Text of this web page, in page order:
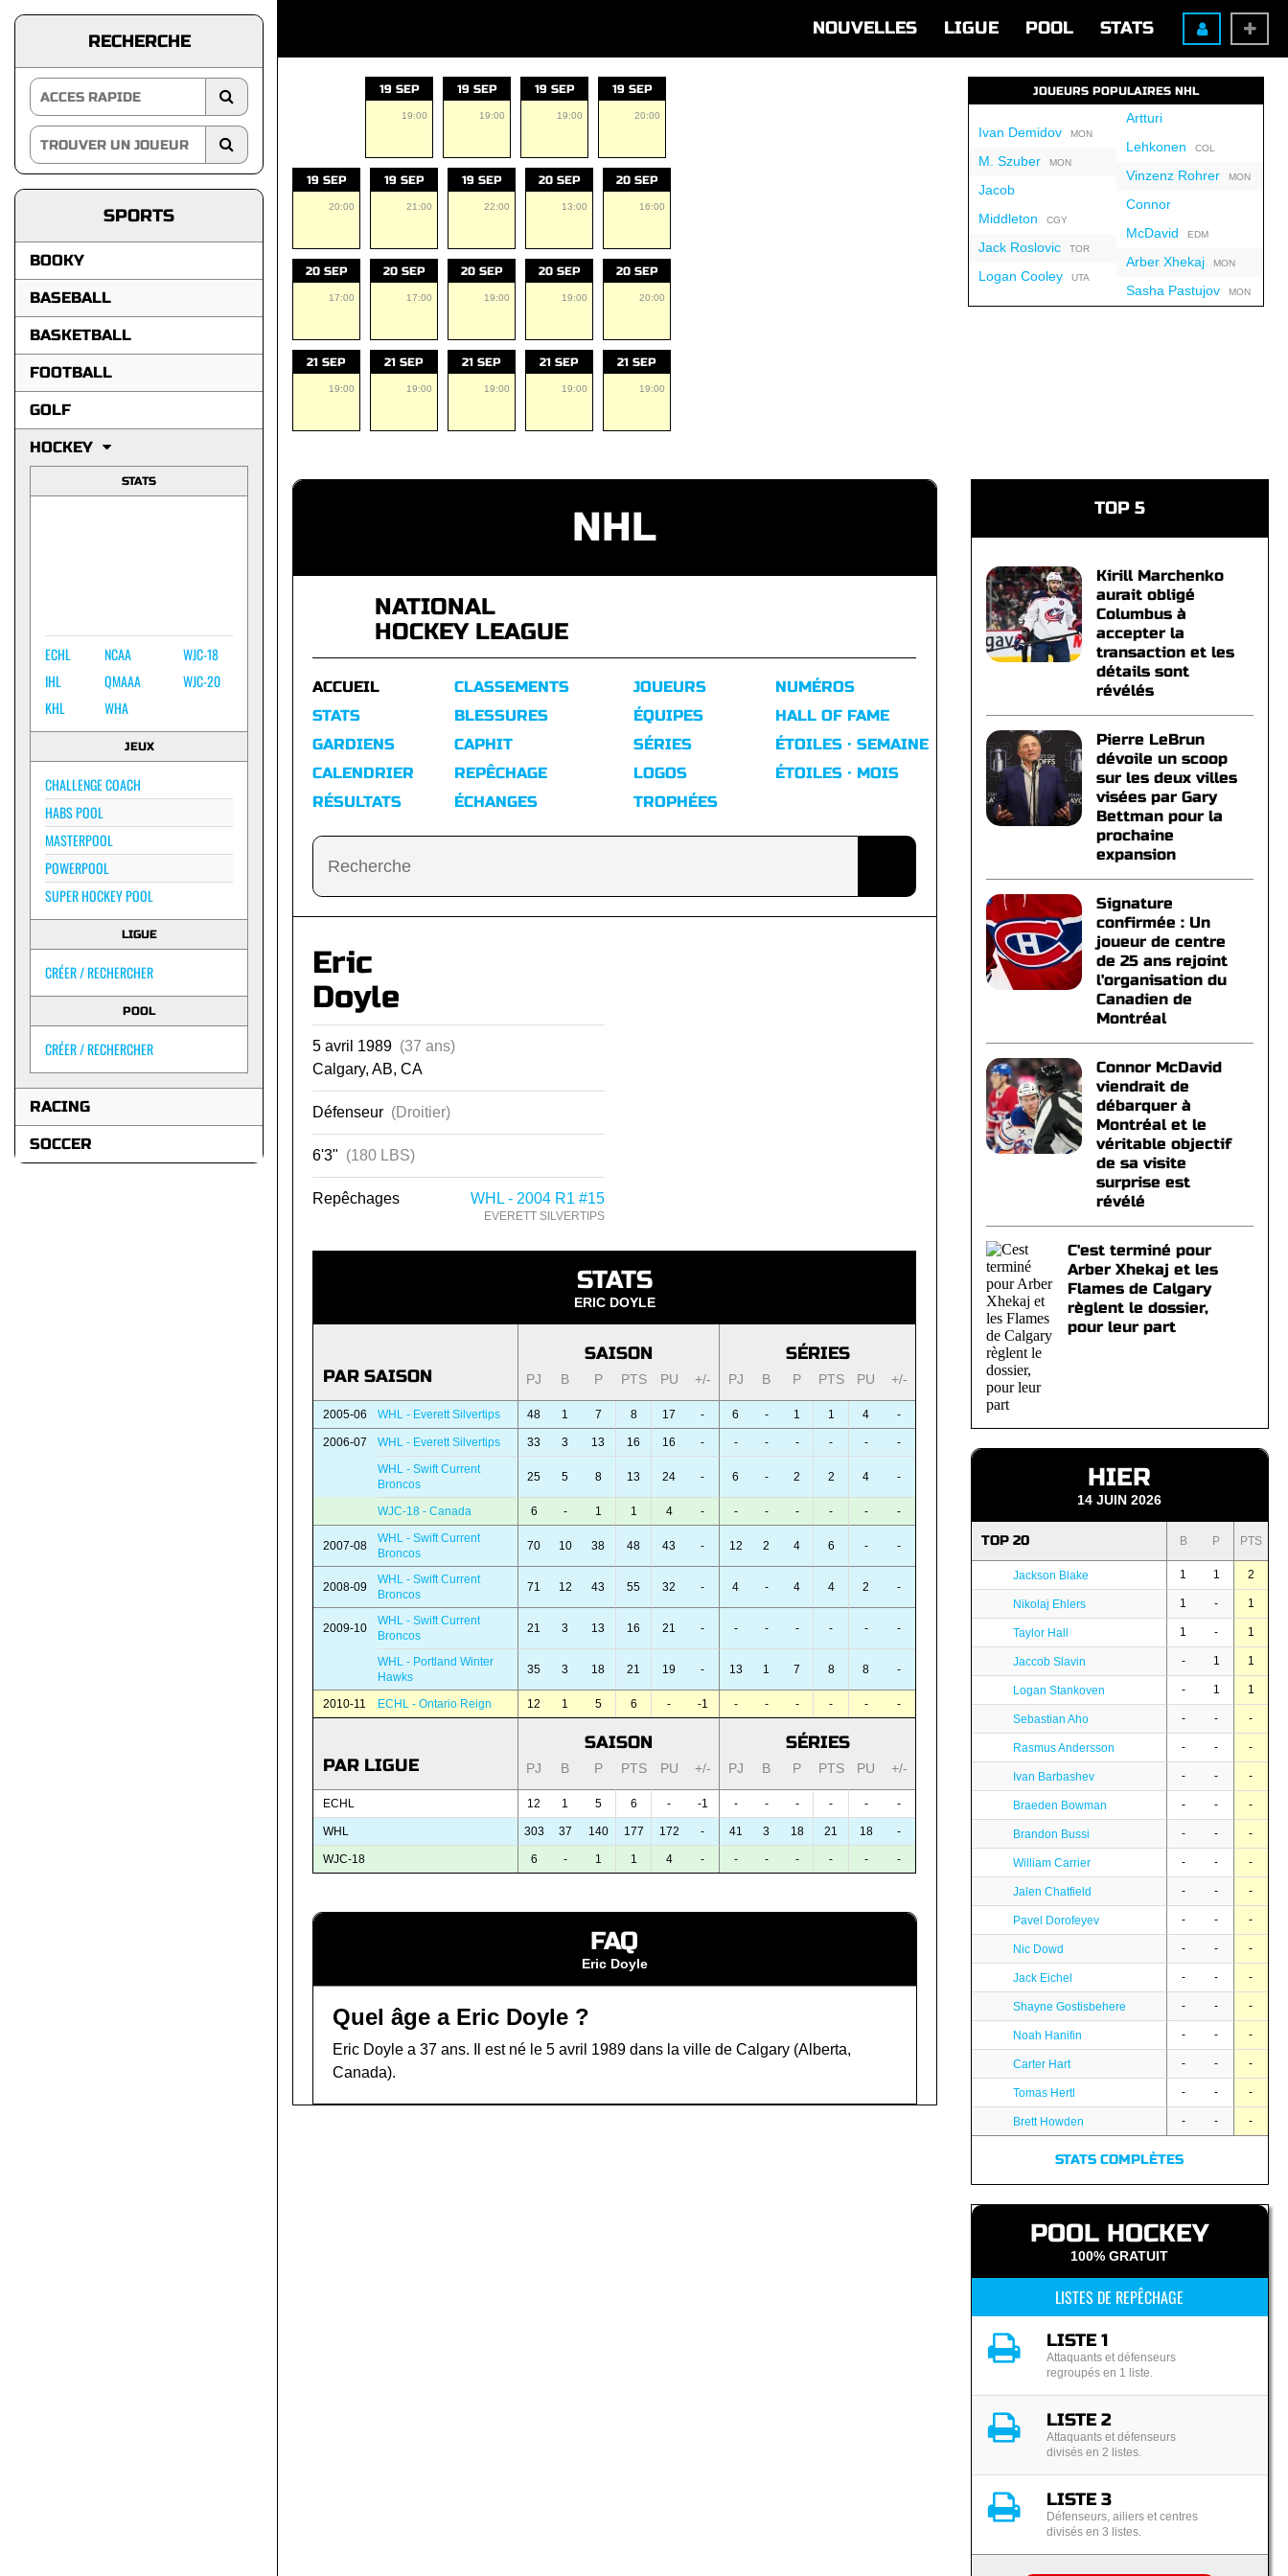
NOUVELLES LIGUE POOL STATS
RECHERCHE
SPORTS
BOOKY
BASEBALL
BASKETBALL
FOOTBALL
GOLF
HOCKEY
STATS
ECHL
IHL
KHL
NCAA
QMAAA
WHA
WJC-18
WJC-20
JEUX
CHALLENGE COACH
HABS POOL
MASTERPOOL
POWERPOOL
SUPER HOCKEY POOL
LIGUE
CRÉER / RECHERCHER
POOL
CRÉER / RECHERCHER
RACING
SOCCER
19 SEP
19:00
19 SEP
19:00
19 SEP
19:00
19 SEP
20:00
19 SEP
20:00
19 SEP
21:00
19 SEP
22:00
20 SEP
13:00
20 SEP
16:00
20 SEP
17:00
20 SEP
17:00
20 SEP
19:00
20 SEP
19:00
20 SEP
20:00
21 SEP
19:00
21 SEP
19:00
21 SEP
19:00
21 SEP
19:00
21 SEP
19:00
JOUEURS POPULAIRES NHL
Ivan DemidovMON
M. SzuberMON
Jacob
Middleton CGY
Jack RoslovicTOR
Logan CooleyUTA
Artturi
Lehkonen COL
Vinzenz RohrerMON
Connor
McDavid EDM
Arber XhekajMON
Sasha PastujovMON
NHL
NATIONAL
HOCKEY LEAGUE
ACCUEIL
STATS
GARDIENS
CALENDRIER
RÉSULTATS
CLASSEMENTS
BLESSURES
CAPHIT
REPÊCHAGE
ÉCHANGES
JOUEURS
ÉQUIPES
SÉRIES
LOGOS
TROPHÉES
NUMÉROS
HALL OF FAME
ÉTOILES · SEMAINE
ÉTOILES · MOIS
Eric
Doyle
5 avril 1989 (37 ans)
Calgary, AB, CA
Défenseur (Droitier)
6'3" (180 LBS)
Repêchages WHL - 2004 R1 #15
EVERETT SILVERTIPS
STATS
ERIC DOYLE
PAR SAISON
SAISON SÉRIES
PJ B P PTS PU +/- PJ B P PTS PU +/-
2005-06 WHL - Everett Silvertips 48 1 7 8 17 - 6 - 1 1 4 -
2006-07 WHL - Everett Silvertips 33 3 13 16 16 - - - - - -
-
WHL - Swift Current
Broncos
25 5 8 13 24 - 6 - 2 2 4 -
WJC-18 - Canada 6 - 1 1 4 - - - - - - -
2007-08
WHL - Swift Current
Broncos
70 10 38 48 43 - 12 2 4 6 - -
2008-09
WHL - Swift Current
Broncos
71 12 43 55 32 - 4 - 4 4 2 -
2009-10
WHL - Swift Current
Broncos
21 3 13 16 21 - - - - - - -
WHL - Portland Winter
Hawks
35 3 18 21 19 - 13 1 7 8 8 -
2010-11 ECHL - Ontario Reign 12 1 5 6 - -1 - - - - - -
PAR LIGUE
SAISON SÉRIES
PJ B P PTS PU +/- PJ B P PTS PU +/-
ECHL 12 1 5 6 - -1 - - - - - -
WHL 303 37 140 177 172 - 41 3 18 21 18 -
WJC-18 6 - 1 1 4 - - - - - - -
FAQ
Eric Doyle
Quel âge a Eric Doyle ?
Eric Doyle a 37 ans. Il est né le 5 avril 1989 dans la ville de Calgary (Alberta,
Canada).
TOP 5
Kirill Marchenko
aurait obligé
Columbus à
accepter la
transaction et les
détails sont
révélés
Pierre LeBrun
dévoile un scoop
sur les deux villes
visées par Gary
Bettman pour la
prochaine
expansion
Signature
confirmée : Un
joueur de centre
de 25 ans rejoint
l'organisation du
Canadien de
Montréal
Connor McDavid
viendrait de
débarquer à
Montréal et le
véritable objectif
de sa visite
surprise est
révélé
C'est terminé pour
Arber Xhekaj et les
Flames de Calgary
règlent le dossier,
pour leur part
HIER
14 JUIN 2026
TOP 20 B P PTS
Jackson Blake 1 1 2
Nikolaj Ehlers 1 - 1
Taylor Hall 1 - 1
Jaccob Slavin - 1 1
Logan Stankoven - 1 1
Sebastian Aho - - -
Rasmus Andersson - - -
Ivan Barbashev - - -
Braeden Bowman - - -
Brandon Bussi - - -
William Carrier - - -
Jalen Chatfield - - -
Pavel Dorofeyev - - -
Nic Dowd - - -
Jack Eichel - - -
Shayne Gostisbehere - - -
Noah Hanifin - - -
Carter Hart - - -
Tomas Hertl - - -
Brett Howden - - -
STATS COMPLÈTES
POOL HOCKEY
100% GRATUIT
LISTES DE REPÊCHAGE
LISTE 1
Attaquants et défenseurs
regroupés en 1 liste.
LISTE 2
Attaquants et défenseurs
divisés en 2 listes.
LISTE 3
Défenseurs, ailiers et centres
divisés en 3 listes.